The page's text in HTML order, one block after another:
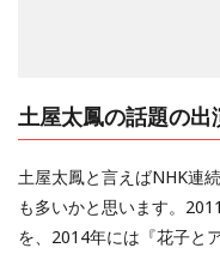
土屋太鳳の話題の出
土屋太鳳と言えばNHK連
も多いかと思います。
を、2014年には『花子と